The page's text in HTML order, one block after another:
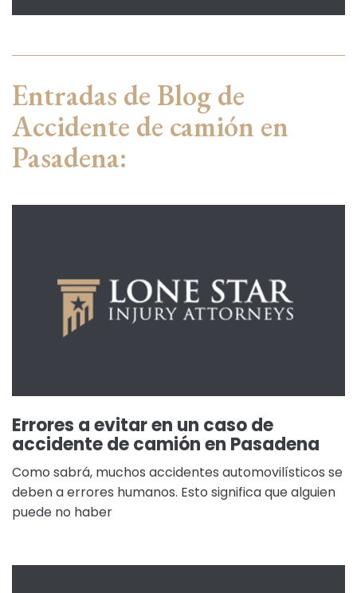
Entradas de Blog de
Accidente de camión en
Pasadena:
Errores a evitar en un caso de
accidente de camión en Pasadena
Como sabrá, muchos accidentes automovilísticos se
deben a errores humanos. Esto significa que alguien
puede no haber